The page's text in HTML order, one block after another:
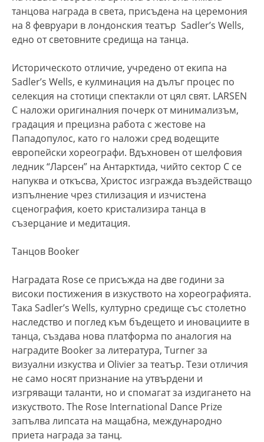
танцова награда в света, присъдена на церемония
на 8 февруари в лондонския театър Sadler’s Wells,
едно от световните средища на танца.
Историческото отличие, учредено от екипа на
Sadler’s Wells, е кулминация на дълъг процес по
селекция на стотици спектакли от цял свят. LARSEN
C наложи оригиналния почерк от минимализъм,
градация и прецизна работа с жестове на
Пападопулос, като го наложи сред водещите
европейски хореографи. Вдъхновен от шелфовия
ледник “Ларсен” на Антарктида, чийто сектор С се
напуква и откъсва, Христос изгражда въздействащо
изпълнение чрез стилизация и изчистена
сценография, което кристализира танца в
съзерцание и медитация.
Танцов Booker
Наградата Rose се присъжда на две години за
високи постижения в изкуството на хореографията.
Така Sadler’s Wells, културно средище със столетно
наследство и поглед към бъдещето и иновациите в
танца, създава нова платформа по аналогия на
наградите Booker за литература, Turner за
визуални изкуства и Olivier за театър. Тези отличия
не само носят признание на утвърдени и
изгряващи таланти, но и спомагат за издигането на
изкуството. The Rose International Dance Prize
запълва липсата на мащабна, международно
приета награда за танц.